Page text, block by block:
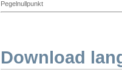
Pegelnullpunkt
Download